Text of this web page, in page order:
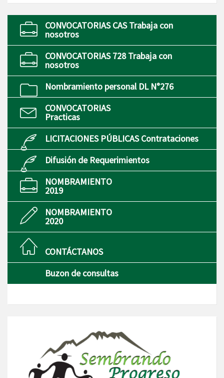
CONVOCATORIAS CAS Trabaja con
nosotros
CONVOCATORIAS 728 Trabaja con
nosotros
Nombramiento personal DL N°276
CONVOCATORIAS
Practicas
LICITACIONES PÚBLICAS Contrataciones
Difusión de Requerimientos
NOMBRAMIENTO
2019
NOMBRAMIENTO
2020
CONTÁCTANOS
Buzon de consultas